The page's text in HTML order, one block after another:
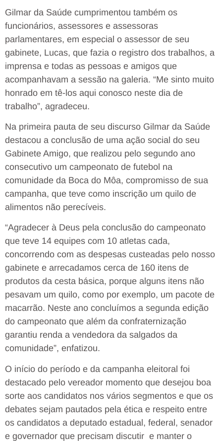
Gilmar da Saúde cumprimentou também os
funcionários, assessores e assessoras
parlamentares, em especial o assessor de seu
gabinete, Lucas, que fazia o registro dos trabalhos, a
imprensa e todas as pessoas e amigos que
acompanhavam a sessão na galeria. “Me sinto muito
honrado em tê-los aqui conosco neste dia de
trabalho”, agradeceu.
Na primeira pauta de seu discurso Gilmar da Saúde
destacou a conclusão de uma ação social do seu
Gabinete Amigo, que realizou pelo segundo ano
consecutivo um campeonato de futebol na
comunidade da Boca do Môa, compromisso de sua
campanha, que teve como inscrição um quilo de
alimentos não perecíveis.
“Agradecer à Deus pela conclusão do campeonato
que teve 14 equipes com 10 atletas cada,
concorrendo com as despesas custeadas pelo nosso
gabinete e arrecadamos cerca de 160 itens de
produtos da cesta básica, porque alguns itens não
pesavam um quilo, como por exemplo, um pacote de
macarrão. Neste ano concluímos a segunda edição
do campeonato que além da confraternização
garantiu renda a vendedora da salgados da
comunidade”, enfatizou.
O início do período e da campanha eleitoral foi
destacado pelo vereador momento que desejou boa
sorte aos candidatos nos vários segmentos e que os
debates sejam pautados pela ética e respeito entre
os candidatos a deputado estadual, federal, senador
e governador que precisam discutir e manter o